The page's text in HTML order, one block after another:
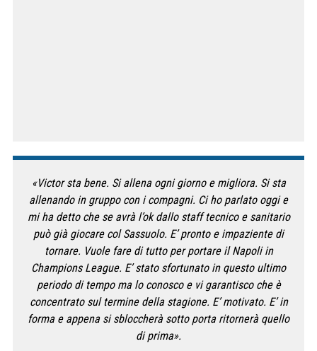
«Victor sta bene. Si allena ogni giorno e migliora. Si sta
allenando in gruppo con i compagni. Ci ho parlato oggi e
mi ha detto che se avrà l’ok dallo staff tecnico e sanitario
può già giocare col Sassuolo. E’ pronto e impaziente di
tornare. Vuole fare di tutto per portare il Napoli in
Champions League. E’ stato sfortunato in questo ultimo
periodo di tempo ma lo conosco e vi garantisco che è
concentrato sul termine della stagione. E’ motivato. E’ in
forma e appena si sbloccherà sotto porta ritornerà quello
di prima».